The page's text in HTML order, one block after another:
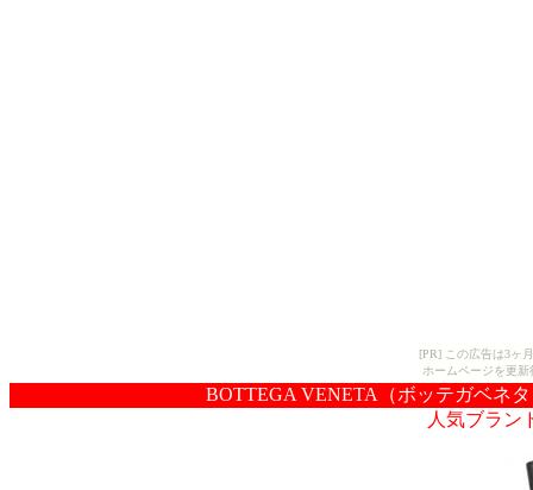
[PR] この広告は3ヶ
ホームページを更
BOTTEGA VENETA（ボッテガベネタ
人気ブラン